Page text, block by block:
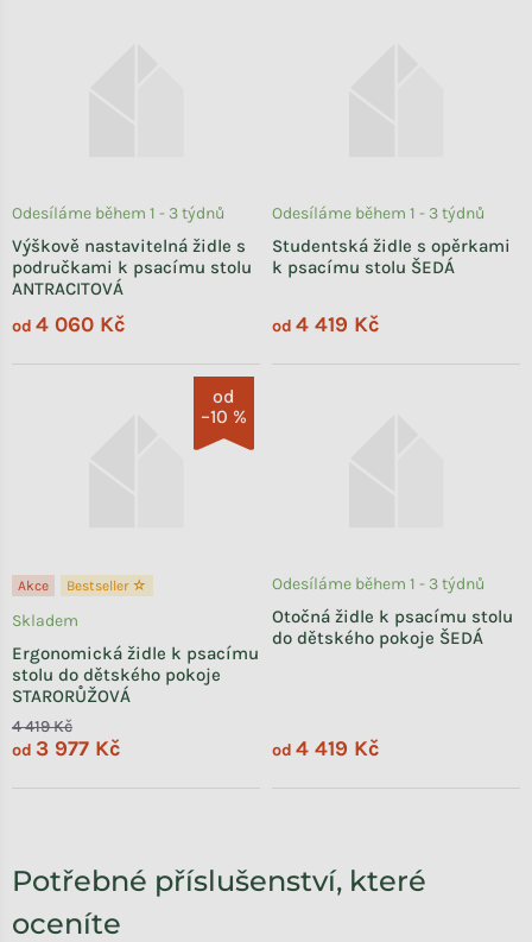
Výškově nastavitelná židle s
područkami k psacímu stolu
ANTRACITOVÁ
Odesíláme během 1 - 3 týdnů
od 4 060 Kč
Studentská židle s opěrkami
k psacímu stolu ŠEDÁ
Odesíláme během 1 - 3 týdnů
od 4 419 Kč
od
–10 %
Akce Bestseller ☆
Ergonomická židle k psacímu
stolu do dětského pokoje
STARORŮŽOVÁ
Skladem
4 419 Kč
od 3 977 Kč
Otočná židle k psacímu stolu
do dětského pokoje ŠEDÁ
Odesíláme během 1 - 3 týdnů
od 4 419 Kč
Potřebné příslušenství, které
oceníte